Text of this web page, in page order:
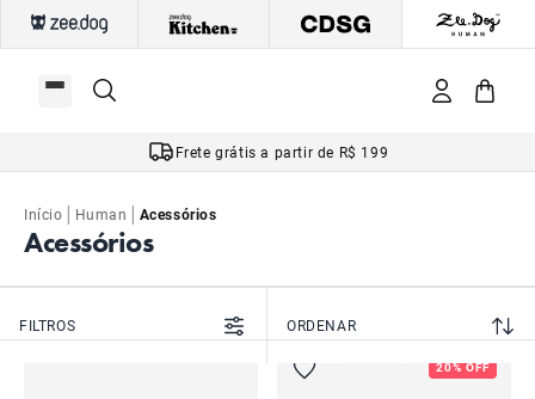
Frete grátis a partir de R$ 199
Acessórios
Início | Human | Acessórios
FILTROS ORDENAR
20% OFF